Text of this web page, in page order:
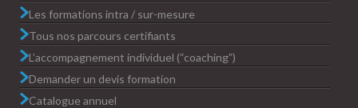
Les formations intra / sur-mesure
Tous nos parcours certifiants
L’accompagnement individuel (“coaching”)
Demander un devis formation
Catalogue annuel